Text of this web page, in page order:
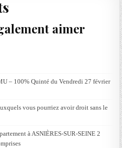
aimer
– 100% Quinté du Vendredi 27 février
vous pourriez avoir droit sans le
à ASNIÈRES-SUR-SEINE 2